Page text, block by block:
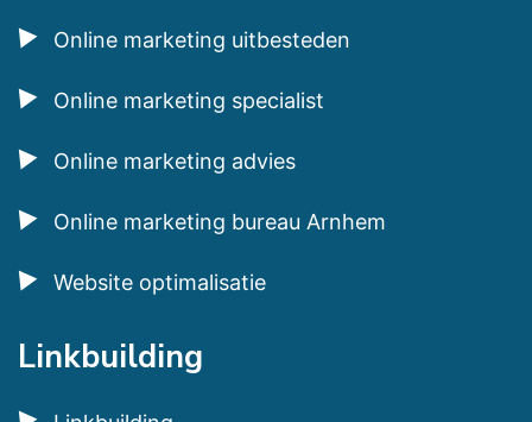
Online marketing uitbesteden
Online marketing specialist
Online marketing advies
Online marketing bureau Arnhem
Website optimalisatie
Linkbuilding